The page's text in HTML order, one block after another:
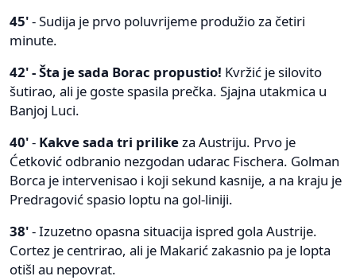
45'- Sudija je prvo poluvrijeme produžio za četiri
minute.
42' - Šta je sada Borac propustio! Kvržić je silovito
šutirao, ali je goste spasila prečka. Sjajna utakmica u
Banjoj Luci.
40'- Kakve sada tri prilikeza Austriju. Prvo je
Ćetković odbranio nezgodan udarac Fischera. Golman
Borca je intervenisao i koji sekund kasnije, a na kraju je
Predragović spasio loptu na gol-liniji.
38'- Izuzetno opasna situacija ispred gola Austrije.
Cortez je centrirao, ali je Makarić zakasnio pa je lopta
otišl au nepovrat.